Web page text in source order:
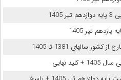
تیر 1405
سالهای 1381 تا 1405
نهایی